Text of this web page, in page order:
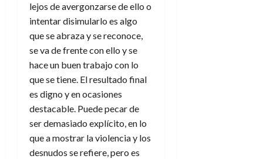
lejos de avergonzarse de ello o
intentar disimularlo es algo
que se abraza y se reconoce,
se va de frente con ello y se
hace un buen trabajo con lo
que se tiene. El resultado final
es digno y en ocasiones
destacable. Puede pecar de
ser demasiado explícito, en lo
que a mostrar la violencia y los
desnudos se refiere, pero es